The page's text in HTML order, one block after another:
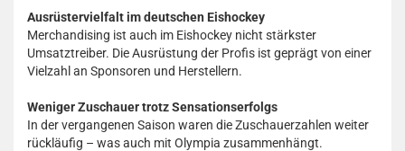
Ausrüstervielfalt im deutschen Eishockey
Merchandising ist auch im Eishockey nicht stärkster
Umsatztreiber. Die Ausrüstung der Profis ist geprägt von einer
Vielzahl an Sponsoren und Herstellern.
Weniger Zuschauer trotz Sensationserfolgs
In der vergangenen Saison waren die Zuschauerzahlen weiter
rückläufig – was auch mit Olympia zusammenhängt.